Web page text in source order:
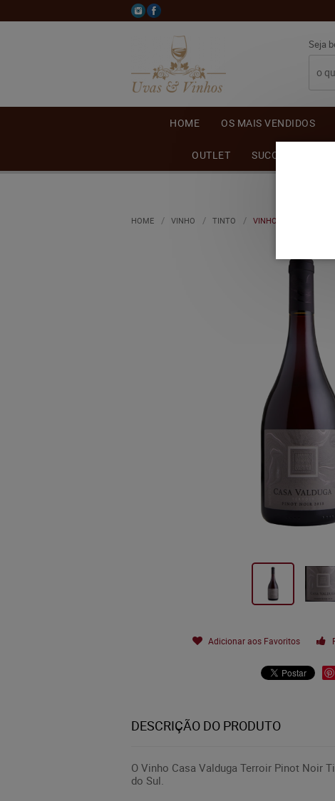
Seja
HOME OS MAIS VENDIDOS
OUTLET SUCO DE UVA
HOME VINHO TINTO VINHO CASA
Adicionar aos Favoritos
DESCRIÇÃO DO PRODUTO
O Vinho Casa Valduga Terroir Pinot Noir
do Sul.